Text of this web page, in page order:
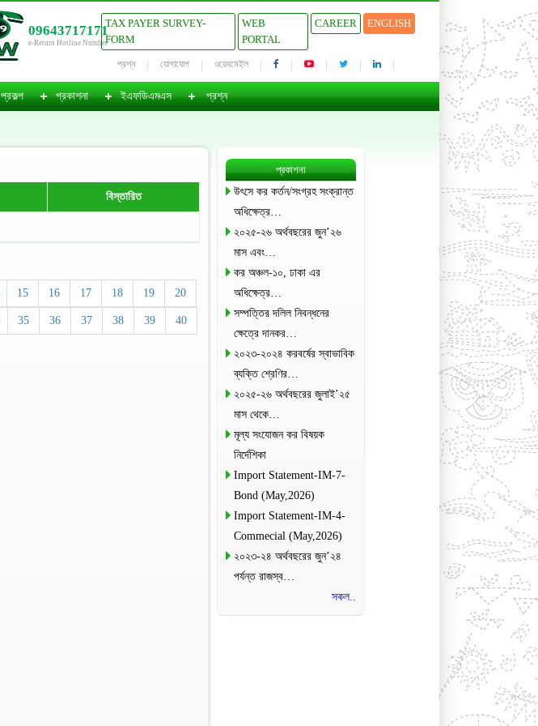
09643717171
e-Return Hotline Number
TAX PAYER SURVEY-
FORM
WEB
PORTAL
CAREER ENGLISH
প্রশ্ন যোগাযোগ ওয়েবমেইল
প্রকল্প প্রকাশনা ইএফডিএমএস প্রশ্ন
বিস্তারিত
15 16 17 18 19 20
35 36 37 38 39 40
প্রকাশনা
উৎসে কর কর্তন/সংগ্রহ সংক্রান্ত
অধিক্ষেত্র…
২০২৫-২৬ অর্থবছরের জুন’২৬
মাস এবং…
কর অঞ্চল-১০, ঢাকা এর
অধিক্ষেত্র…
সম্পত্তির দলিল নিবন্ধনের
ক্ষেত্রে দানকর…
২০২৩-২০২৪ করবর্ষের স্বাভাবিক
ব্যক্তি শ্রেণির…
২০২৫-২৬ অর্থবছরের জুলাই’২৫
মাস থেকে…
মূল্য সংযোজন কর বিষয়ক
নির্দেশিকা
Import Statement-IM-7-
Bond (May,2026)
Import Statement-IM-4-
Commecial (May,2026)
২০২৩-২৪ অর্থবছরের জুন’২৪
পর্যন্ত রাজস্ব…
সকল..